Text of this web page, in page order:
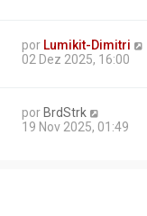
por Lumikit-Dimitri
02 Dez 2025, 16:00
por BrdStrk
19 Nov 2025, 01:49